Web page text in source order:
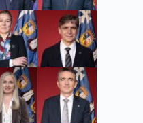
ingeniería avanzada.
dirigido un total de 13
doctorales y
dirige 3 en
Programa de
de Ingeniería
y del Medio